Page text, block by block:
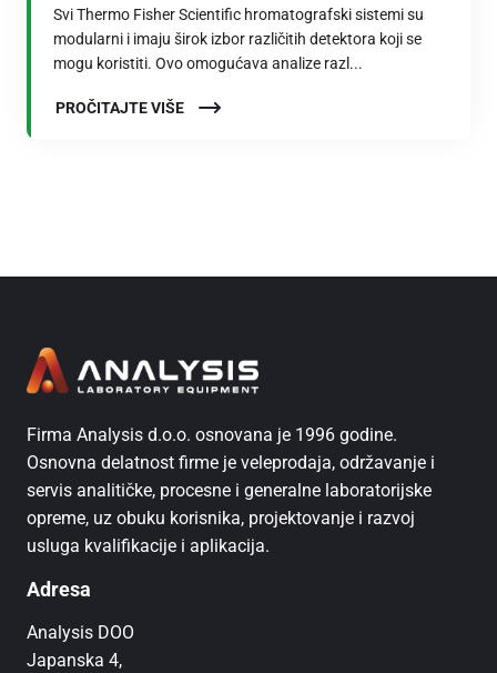
Svi Thermo Fisher Scientific hromatografski sistemi su
modularni i imaju širok izbor različitih detektora koji se
mogu koristiti. Ovo omogućava analize razl...
PROČITAJTE VIŠE
Firma Analysis d.o.o. osnovana je 1996 godine.
Osnovna delatnost firme je veleprodaja, održavanje i
servis analitičke, procesne i generalne laboratorijske
opreme, uz obuku korisnika, projektovanje i razvoj
usluga kvalifikacije i aplikacija.
Adresa
Analysis DOO
Japanska 4,